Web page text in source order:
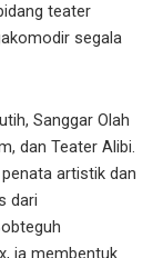
teater
segala
Sanggar Olah
dan Teater Alibi.
artistik dan
dari
ia membentuk